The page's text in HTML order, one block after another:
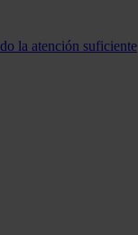
la atención suficiente